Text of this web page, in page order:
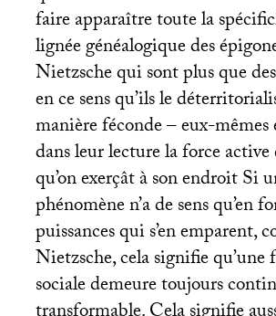
faire apparaître toute la
lignée généalogique des
Nietzsche qui sont plus que
en ce sens qu’ils le
manière féconde – eux-mêmes
dans leur lecture la force
qu’on exerçât à son endroit Si
phénomène n’a de sens qu’en
puissances qui s’en emparent,
Nietzsche, cela signifie
sociale demeure toujours